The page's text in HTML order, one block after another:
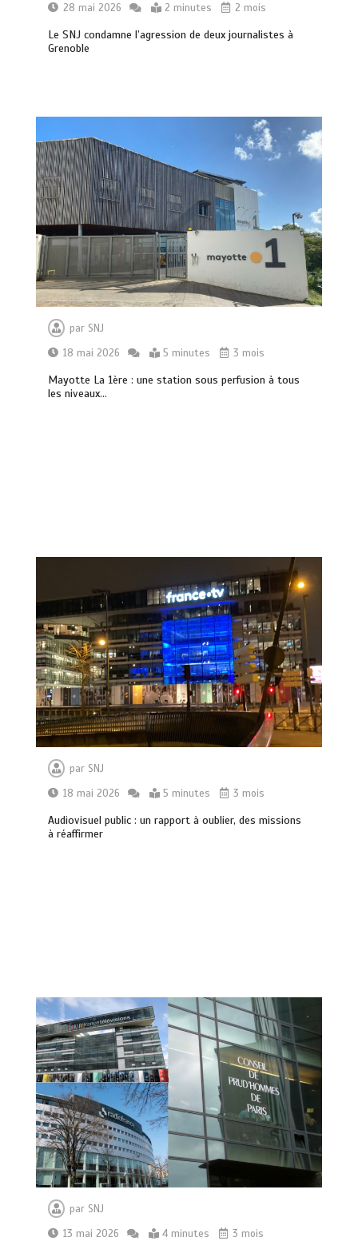
28 mai 2026
2 minutes 2 mois
Le SNJ condamne l’agression de deux journalistes à
Grenoble
par SNJ
18 mai 2026
5 minutes 3 mois
Mayotte La 1ère : une station sous perfusion à tous
les niveaux…
par SNJ
18 mai 2026
5 minutes 3 mois
Audiovisuel public : un rapport à oublier, des missions
à réaffirmer
par SNJ
13 mai 2026
4 minutes 3 mois